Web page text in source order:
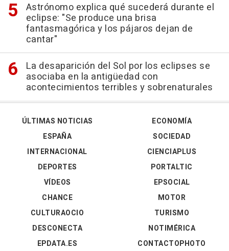
Astrónomo explica qué sucederá durante el
eclipse: "Se produce una brisa
fantasmagórica y los pájaros dejan de
cantar"
La desaparición del Sol por los eclipses se
asociaba en la antigüedad con
acontecimientos terribles y sobrenaturales
ÚLTIMAS NOTICIAS
ESPAÑA
INTERNACIONAL
DEPORTES
VÍDEOS
ECONOMÍA
SOCIEDAD
CIENCIAPLUS
PORTALTIC
EPSOCIAL
CHANCE
CULTURAOCIO
DESCONECTA
EPDATA.ES
MOTOR
TURISMO
NOTIMÉRICA
CONTACTOPHOTO